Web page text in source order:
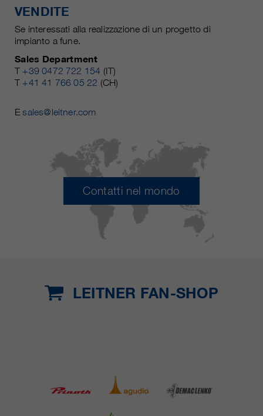
VENDITE
Se interessati alla realizzazione di un progetto di
impianto a fune.
Sales Department
T +39 0472 722 154 (IT)
T +41 41 766 05 22 (CH)
Esales@leitner.com
Contatti nel mondo
LEITNER FAN-SHOP